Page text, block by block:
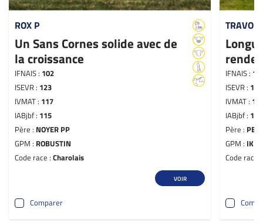
ROX P
Un Sans Cornes solide avec de
la croissance
IFNAIS : 102
ISEVR : 123
IVMAT : 117
IABjbf : 115
Père : NOYER PP
GPM : ROBUSTIN
Code race : Charolais
VOIR
Comparer
IFNAIS :
ISEVR : 112
IVMAT :
IABjbf : 106
Père :
GPM :
Code race